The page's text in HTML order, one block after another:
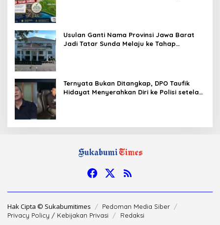
Usulan Ganti Nama Provinsi Jawa Barat
Jadi Tatar Sunda Melaju ke Tahap
Ternyata Bukan Ditangkap, DPO Taufik
Hidayat Menyerahkan Diri ke Polisi setelah
Hak Cipta © Sukabumitimes
Pedoman Media Siber
Privacy Policy / Kebijakan Privasi
Redaksi